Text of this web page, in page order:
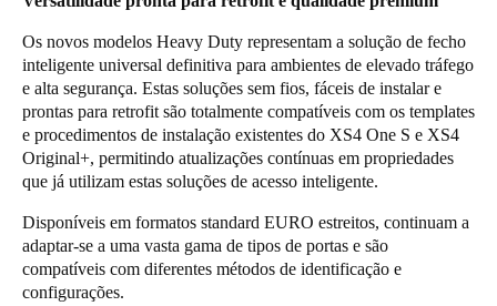
Os novos modelos Heavy Duty representam a solução de fecho
inteligente universal definitiva para ambientes de elevado tráfego
e alta segurança. Estas soluções sem fios, fáceis de instalar e
prontas para retrofit são totalmente compatíveis com os templates
e procedimentos de instalação existentes do XS4 One S e XS4
Original+, permitindo atualizações contínuas em propriedades
que já utilizam estas soluções de acesso inteligente.
Disponíveis em formatos standard EURO estreitos, continuam a
adaptar-se a uma vasta gama de tipos de portas e são
compatíveis com diferentes métodos de identificação e
configurações.